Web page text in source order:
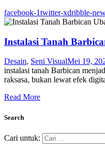
facebook-1twitter-xdribble-
Instalasi Tanah
Desain, Seni VisualMei 19,
instalasi tanah Barbican
raksasa, bukan lewat efek
Read More
Search
Cari untuk: